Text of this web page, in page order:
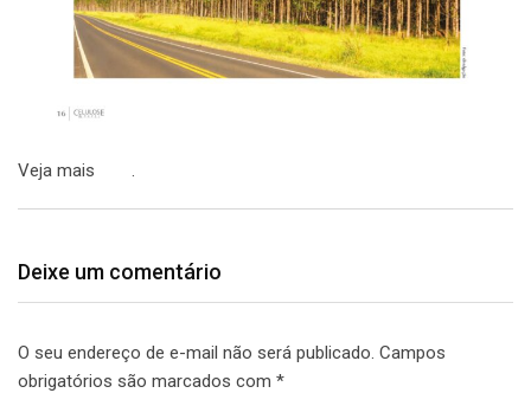
Veja mais .
Deixe um comentário
O seu endereço de e-mail não será publicado. Campos
obrigatórios são marcados com *